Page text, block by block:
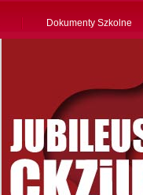
Dokumenty Szkolne